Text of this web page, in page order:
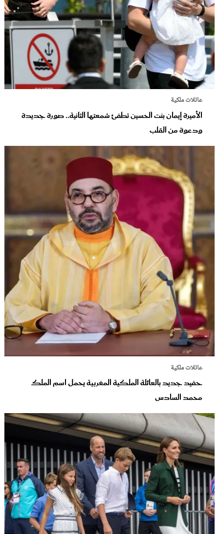
عائلات ملكية
الأميرة إيمان بنت الحسين تطفئ شمعتها الثانية.. صورة جديدة
ودعوة من القلب
عائلات ملكية
حفيد جديد بالعائلة الملكية المغربية يحمل اسم الملك
محمد السادس